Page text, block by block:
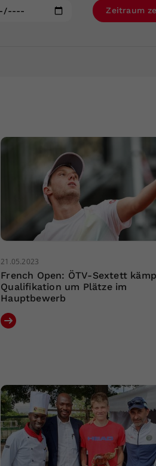
Zeitraum
21.05.2023
French Open: ÖTV-Sextett
Qualifikation um Plätze im
Hauptbewerb
Ihrer vorgenommen